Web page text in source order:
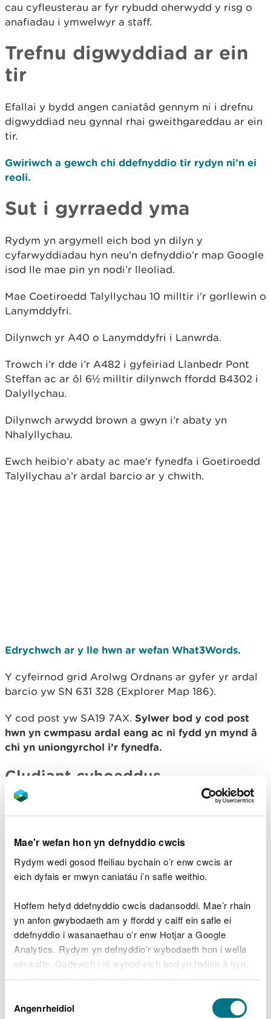
Mae'r wefan hon yn defnyddio cwcis
Rydym wedi gosod ffeiliau bychain o’r enw cwcis ar
eich dyfais er mwyn caniatáu i’n safle weithio.
Hoffem hefyd ddefnyddio cwcis dadansoddi. Mae’r rhain
yn anfon gwybodaeth am y ffordd y caiff ein safle ei
ddefnyddio i wasanaethau o’r enw Hotjar a Google
Analytics. Rydym yn defnyddio’r wybodaeth hon i wella
ein safle. Gadewch i ni wybod eich bod yn fodlon â hyn.
Byddwn yn defnyddio cwci i gadw eich dewis.
Gellirdarllen mwy am ein cwcis cyn i chi ddewis.
Caniatâd
Angenrheidiol
cau cyfleusterau ar fyr rybudd oherwydd y risg o
anafiadau i ymwelwyr a staff.
Trefnu digwyddiad ar ein
tir
Efallai y bydd angen caniatâd gennym ni i drefnu
digwyddiad neu gynnal rhai gweithgareddau ar ein
tir.
Gwiriwch a gewch chi ddefnyddio tir rydyn ni’n ei
reoli.
Sut i gyrraedd yma
Rydym yn argymell eich bod yn dilyn y
cyfarwyddiadau hyn neu’n defnyddio’r map Google
isod lle mae pin yn nodi’r lleoliad.
Mae Coetiroedd Talyllychau 10 milltir i'r gorllewin o
Lanymddyfri.
Dilynwch yr A40 o Lanymddyfri i Lanwrda.
Trowch i’r dde i’r A482 i gyfeiriad Llanbedr Pont
Steffan ac ar ôl 6½ milltir dilynwch ffordd B4302 i
Dalyllychau.
Dilynwch arwydd brown a gwyn i’r abaty yn
Nhalyllychau.
Ewch heibio’r abaty ac mae'r fynedfa i Goetiroedd
Talyllychau a’r ardal barcio ar y chwith.
Edrychwch ar y lle hwn ar wefan What3Words.
Y cyfeirnod grid Arolwg Ordnans ar gyfer yr ardal
barcio yw SN 631 328 (Explorer Map 186).
Y cod post yw SA19 7AX. Sylwer bod y cod post
hwn yn cwmpasu ardal eang ac ni fydd yn mynd â
chi yn uniongyrchol i’r fynedfa.
Cludiant cyhoeddus
Y prif orsaf reilffordd agosaf yw Llangadog.
cyhoeddus, ewch iwefan Traveline Cymru
Parcio
Gallwch barcio mewn cilfan barcio bach wrth y
fynedfa i’r coed.
Cofiwch barcio’n ofalus gan adael agoriadau’r
gatiau’n glir i roi mynediad brys i’r coed.
Ni chaniateir parcio dros nos.